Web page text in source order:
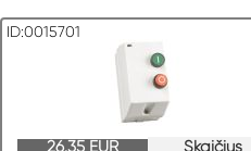
ID:0015701
Skaičius
26.35 EUR